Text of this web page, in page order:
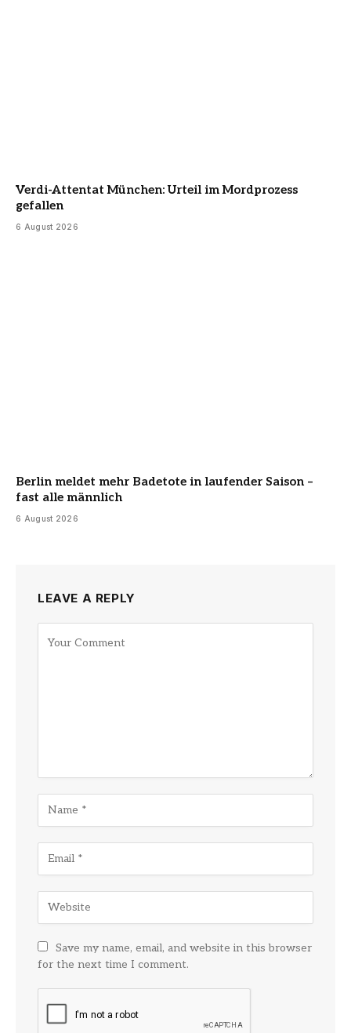
Verdi-Attentat München: Urteil im Mordprozess
gefallen
6 August 2026
Berlin meldet mehr Badetote in laufender Saison –
fast alle männlich
6 August 2026
LEAVE A REPLY
Save my name, email, and website in this browser
for the next time I comment.